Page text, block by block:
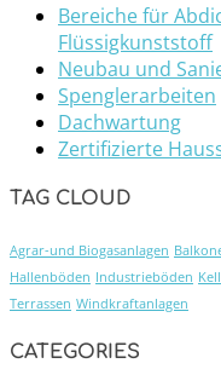
Bereiche für
Flüssigkunststoff
Neubau und
Spenglerarbeiten
Dachwartung
Zertifizierte
TAG CLOUD
Agrar-und Biogasanlagen
Hallenböden Industrieböden
Terrassen Windkraftanlagen
CATEGORIES